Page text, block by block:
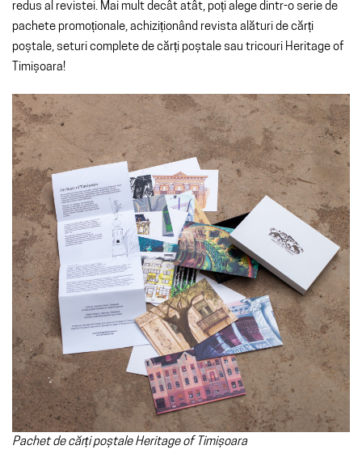
redus al revistei. Mai mult decât atât, poți alege dintr-o serie de
pachete promoționale, achiziționând revista alături de cărți
poștale, seturi complete de cărți poștale sau tricouri Heritage of
Timișoara!
Pachet de cărți poștale Heritage of Timișoara